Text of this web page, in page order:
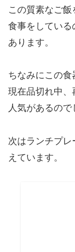
この質素なご
食事をしてい
あります。
ちなみにこの
現在品切れ中、
人気があるので
次はランチプ
えています。